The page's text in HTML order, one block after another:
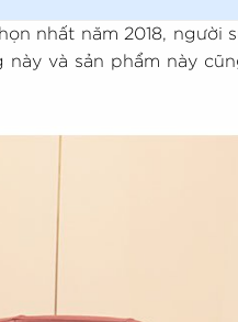
nhất năm 2018, người
và sản phẩm này